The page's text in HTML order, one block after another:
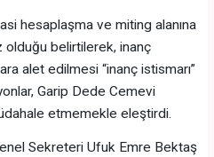
hesaplaşma ve miting alanına
belirtilerek, inanç
alet edilmesi “inanç istismarı”
Garip Dede Cemevi
etmemekle eleştirdi.
Sekreteri Ufuk Emre Bektaş